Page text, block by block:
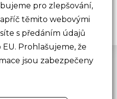
údajů
pro zlepšování,
těmito webovými
Prohlašujeme, že
jsou zabezpečeny